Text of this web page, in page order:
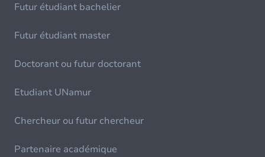
Futur étudiant bachelier
Futur étudiant master
Doctorant ou futur doctorant
Etudiant UNamur
Chercheur ou futur chercheur
Partenaire académique